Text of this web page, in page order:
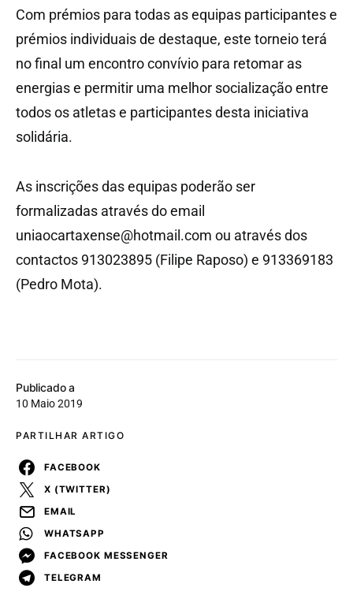
Publicado a
10 Maio 2019
PARTILHAR ARTIGO
FACEBOOK
X (TWITTER)
EMAIL
WHATSAPP
FACEBOOK MESSENGER
TELEGRAM
Com prémios para todas as equipas participantes e
prémios individuais de destaque, este torneio terá
no final um encontro convívio para retomar as
energias e permitir uma melhor socialização entre
todos os atletas e participantes desta iniciativa
solidária.
As inscrições das equipas poderão ser
formalizadas através do email
uniaocartaxense@hotmail.com ou através dos
contactos 913023895 (Filipe Raposo) e 913369183
(Pedro Mota).